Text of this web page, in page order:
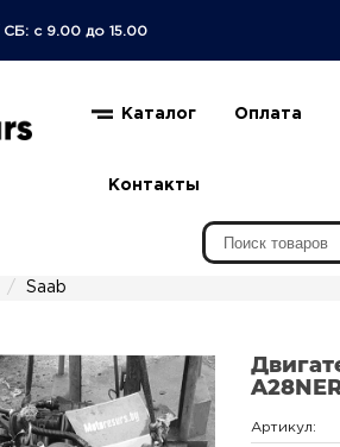
СБ: с 9.00 до 15.00
Каталог Оплата
Контакты
Saab
Артикул: